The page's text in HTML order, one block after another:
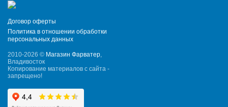
Договор оферты
Политика в отношении обработки
персональных данных
2010-2026 © Магазин Фарватер,
Владивосток
Копирование материалов с сайта -
запрещено!